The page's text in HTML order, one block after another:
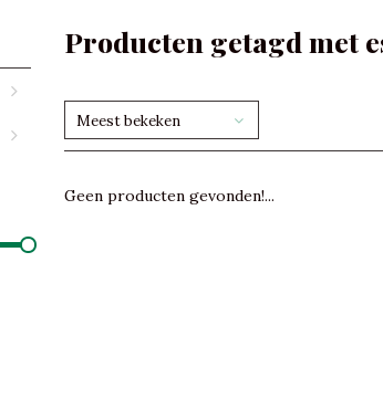
Producten getagd met
Meest bekeken
Geen producten gevonden!...